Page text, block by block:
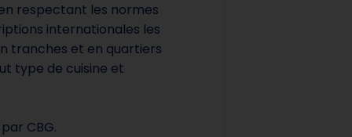
respectant les normes
internationales les
tranches et en quartiers
type de cuisine et
CBG.